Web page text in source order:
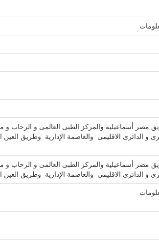
أسماعيلية والمركز الطبى العالمى و الرحاب و
و الدائرى الاقليمى والعاصمة الإدارية وطريق
أسماعيلية والمركز الطبى العالمى و الرحاب و
و الدائرى الاقليمى والعاصمة الإدارية وطريق